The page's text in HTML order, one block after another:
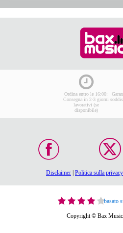
Ordina entro le 16:00:
Consegna in 2-3 giorni
lavorativi (se
disponibile)
Disclaimer | Politica sulla privacy
basato
Copyright © Bax